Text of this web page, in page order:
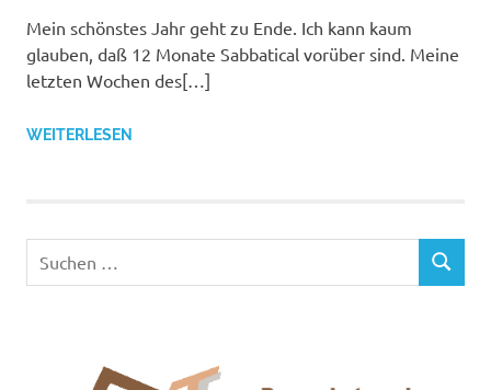
Mein schönstes Jahr geht zu Ende. Ich kann kaum
glauben, daß 12 Monate Sabbatical vorüber sind. Meine
letzten Wochen des[…]
WEITERLESEN
Suchen
SUCHEN